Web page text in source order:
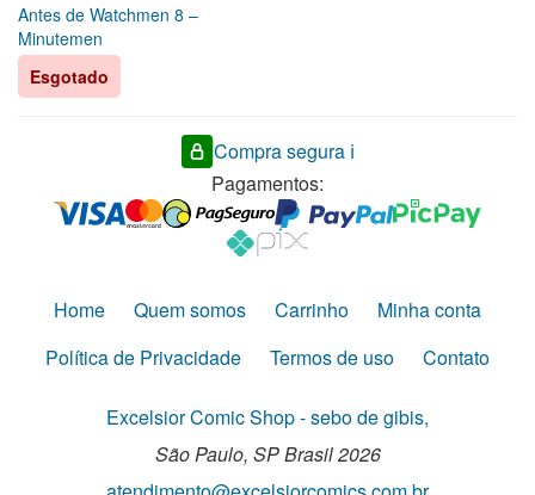
Antes de Watchmen 8 –
Minutemen
Esgotado
Compra segura ℹ️
Pagamentos:
Home Quem somos Carrinho
Minha conta
Política de Privacidade
Termos de uso Contato
Excelsior Comic Shop - sebo de gibis,
São Paulo, SPBrasil2026